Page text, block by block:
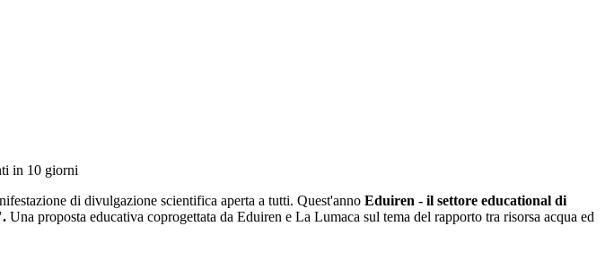
in 10 giorni
di divulgazione scientifica aperta a tutti. Quest'anno Eduiren - il settore educational di
Una proposta educativa coprogettata da Eduiren e La Lumaca sul tema del rapporto tra risorsa acqua ed